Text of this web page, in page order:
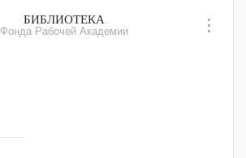
БИБЛИОТЕКА
Фонда Рабочей Академии